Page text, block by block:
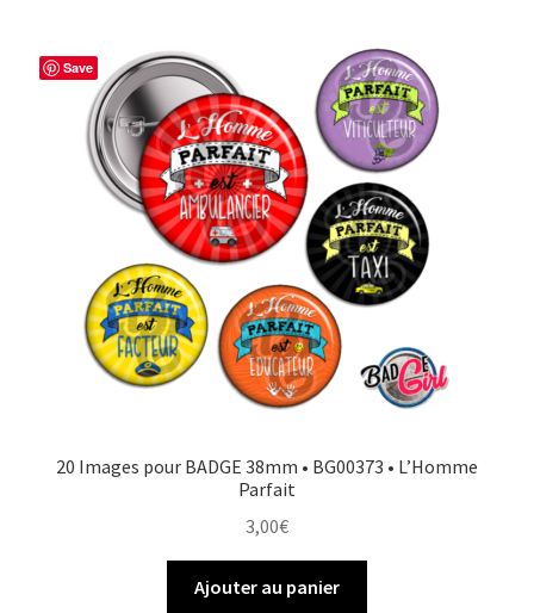
Save
20 Images pour BADGE 38mm • BG00373 • L’Homme
Parfait
3,00€
Ajouter au panier